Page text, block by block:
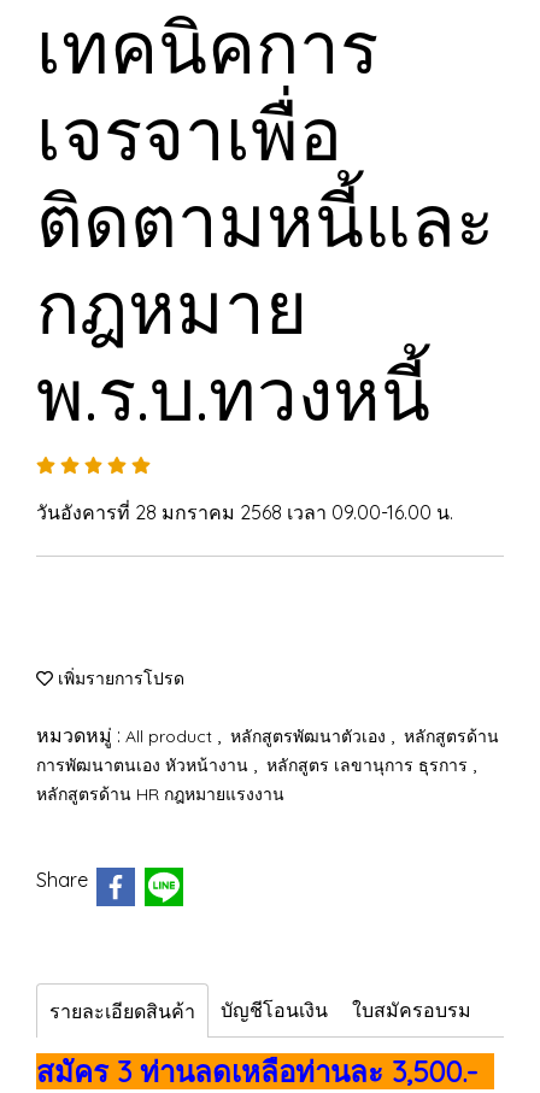
เทคนิคการ
เจรจาเพื่อ
ติดตามหนี้และ
กฎหมาย
พ.ร.บ.ทวงหนี้
วันอังคารที่ 28 มกราคม 2568 เวลา 09.00-16.00 น.
เพิ่มรายการโปรด
หมวดหมู่ : All product , หลักสูตรพัฒนาตัวเอง , หลักสูตรด้าน
การพัฒนาตนเอง หัวหน้างาน , หลักสูตร เลขานุการ ธุรการ ,
หลักสูตรด้าน HR กฎหมายแรงงาน
Share
รายละเอียดสินค้า บัญชีโอนเงิน ใบสมัครอบรม
สมัคร 3 ท่านลดเหลือท่านละ 3,500.-